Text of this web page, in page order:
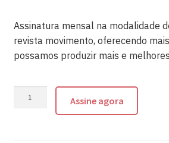
Assinatura mensal na modalidade
revista movimento, oferecendo
possamos produzir mais e
Assinatura
Assine agora